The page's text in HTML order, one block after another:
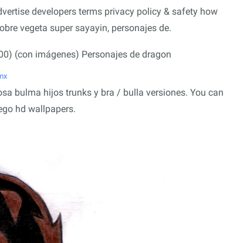
developers terms privacy policy & safety how
vegeta super sayayin, personajes de.
bulma hijos trunks y bra / bulla versiones. You can
hd wallpapers.